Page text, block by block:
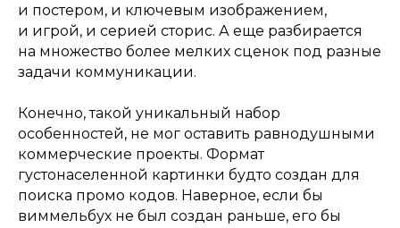
и постером, и ключевым изображением,
и игрой, и серией сторис. А еще разбирается
на множество более мелких сценок под разные
задачи коммуникации.
Конечно, такой уникальный набор
особенностей, не мог оставить равнодушными
коммерческие проекты. Формат
густонаселенной картинки будто создан для
поиска промо кодов. Наверное, если бы
виммельбух не был создан раньше, его бы
Хотите заказать
иллюстрацию?
Оставить заявку